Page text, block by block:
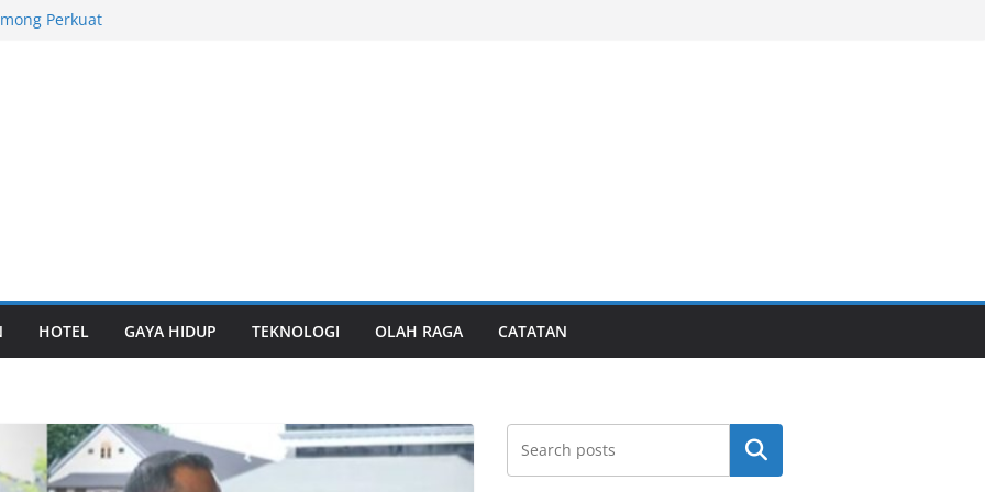
Perkuat
Awards
Logistik
Riset
2026,
Umum
HOTEL GAYA HIDUP TEKNOLOGI OLAH RAGA CATATAN
Search